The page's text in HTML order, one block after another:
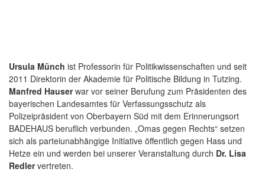
Ursula Münch ist Professorin für Politikwissenschaften und seit
2011 Direktorin der Akademie für Politische Bildung in Tutzing.
Manfred Hauserwar vor seiner Berufung zum Präsidenten des
bayerischen Landesamtes für Verfassungsschutz als
Polizeipräsident von Oberbayern Süd mit dem Erinnerungsort
BADEHAUS beruflich verbunden. „Omas gegen Rechts“ setzen
sich als parteiunabhängige Initiative öffentlich gegen Hass und
Hetze ein und werden bei unserer Veranstaltung durch Dr. Lisa
Redlervertreten.